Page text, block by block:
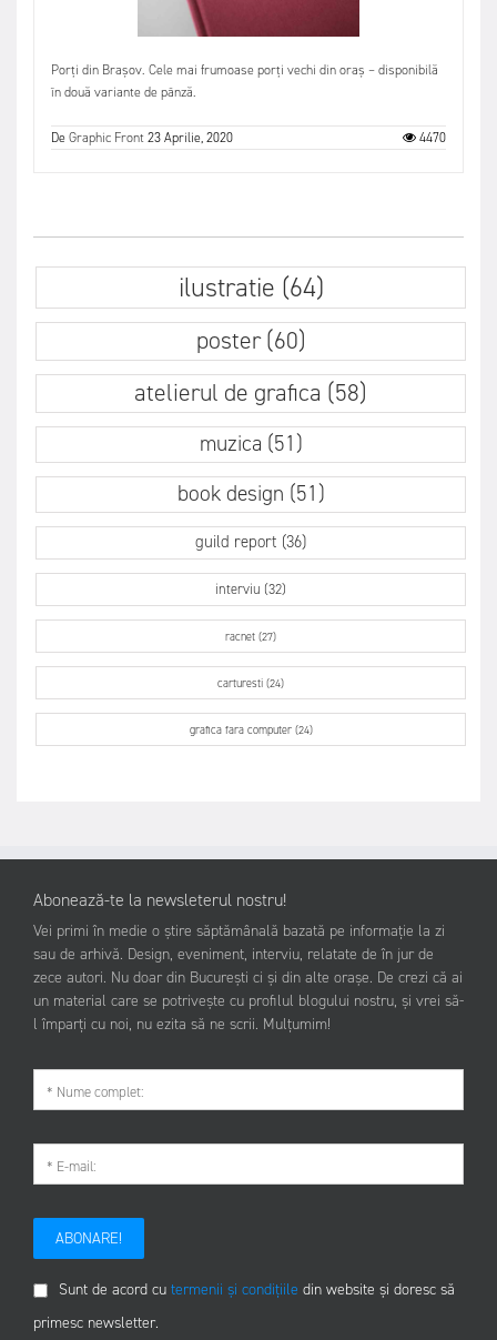
Porți din Brașov. Cele mai frumoase porți vechi din oraș – disponibilă
în două variante de pânză.
DeGraphic Front23 Aprilie, 2020 4470
ilustratie (64)
poster (60)
atelierul de grafica (58)
muzica (51)
book design (51)
guild report (36)
interviu (32)
racnet (27)
carturesti (24)
grafica fara computer (24)
Abonează-te la newsleterul nostru!
Vei primi în medie o știre săptămânală bazată pe informație la zi
sau de arhivă. Design, eveniment, interviu, relatate de în jur de
zece autori. Nu doar din București ci și din alte orașe. De crezi că ai
un material care se potrivește cu profilul blogului nostru, și vrei să-
l împarți cu noi, nu ezita să ne scrii. Mulțumim!
ABONARE!
Sunt de acord cu termenii și condițiile din website și doresc să
primesc newsletter.